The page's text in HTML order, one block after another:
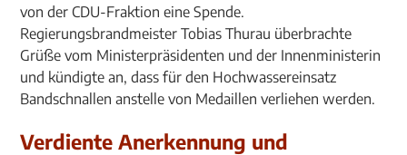
von der CDU-Fraktion eine Spende.
Regierungsbrandmeister Tobias Thurau überbrachte
Grüße vom Ministerpräsidenten und der Innenministerin
und kündigte an, dass für den Hochwassereinsatz
Bandschnallen anstelle von Medaillen verliehen werden.
Verdiente Anerkennung und